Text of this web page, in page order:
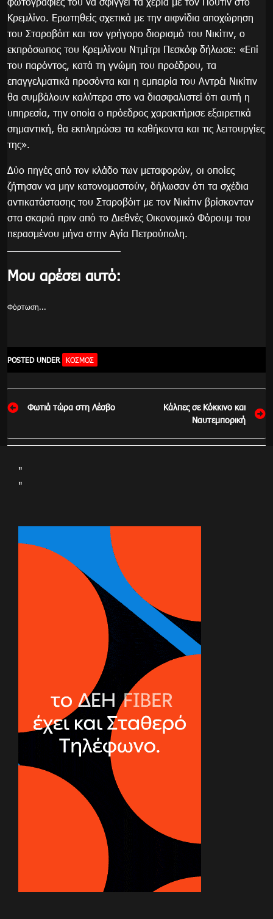
Κρεμλίνο. Ερωτηθείς σχετικά με την αιφνίδια αποχώρηση
του Σταροβόιτ και τον γρήγορο διορισμό του Νικίτιν, ο
εκπρόσωπος του Κρεμλίνου Ντμίτρι Πεσκόφ δήλωσε: «Επί
του παρόντος, κατά τη γνώμη του προέδρου, τα
επαγγελματικά προσόντα και η εμπειρία του Αντρέι Νικίτιν
θα συμβάλουν καλύτερα στο να διασφαλιστεί ότι αυτή η
υπηρεσία, την οποία ο πρόεδρος χαρακτήρισε εξαιρετικά
σημαντική, θα εκπληρώσει τα καθήκοντα και τις λειτουργίες
της».
Δύο πηγές από τον κλάδο των μεταφορών, οι οποίες
ζήτησαν να μην κατονομαστούν, δήλωσαν ότι τα σχέδια
αντικατάστασης του Σταροβόιτ με τον Νικίτιν βρίσκονταν
στα σκαριά πριν από το Διεθνές Οικονομικό Φόρουμ του
περασμένου μήνα στην Αγία Πετρούπολη.
Μου αρέσει αυτό:
Φόρτωση...
POSTED UNDER ΚΌΣΜΟΣ
Πλοήγηση
άρθρων
Φωτιά τώρα στη Λέσβο
Κάλπες σε Κόκκινο και
Ναυτεμπορική
"
"